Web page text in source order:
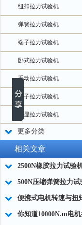
纽扣拉力试验机
弹簧拉力试验机
端子拉力试验机
卧式拉力试验机
手动拉力试验机
电子拉力试验机
数显拉力试验机
更多分类
相关文章